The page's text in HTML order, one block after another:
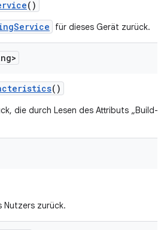
()
für dieses Gerät zurück.
()
die durch Lesen des Attributs „Build-
Nutzers zurück.